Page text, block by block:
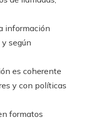
información
según
es coherente
y con políticas
formatos